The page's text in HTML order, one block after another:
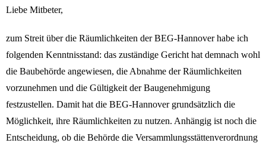
Liebe Mitbeter,
zum Streit über die Räumlichkeiten der BEG-Hannover habe ich
folgenden Kenntnisstand: das zuständige Gericht hat demnach wohl
die Baubehörde angewiesen, die Abnahme der Räumlichkeiten
vorzunehmen und die Gültigkeit der Baugenehmigung
festzustellen. Damit hat die BEG-Hannover grundsätzlich die
Möglichkeit, ihre Räumlichkeiten zu nutzen. Anhängig ist noch die
Entscheidung, ob die Behörde die Versammlungsstättenverordnung